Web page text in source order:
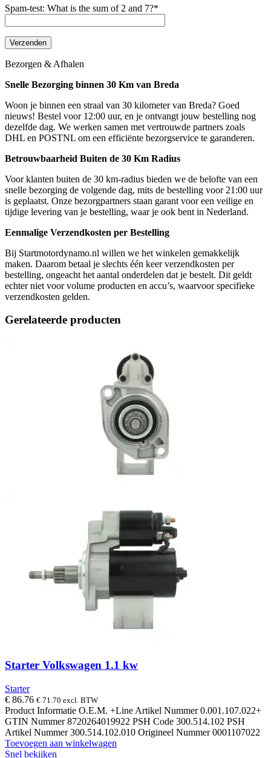
Spam-test: What is the sum of 2 and 7?*
Bezorgen & Afhalen
Snelle Bezorging binnen 30 Km van Breda
Woon je binnen een straal van 30 kilometer van Breda? Goed
nieuws! Bestel voor 12:00 uur, en je ontvangt jouw bestelling nog
dezelfde dag. We werken samen met vertrouwde partners zoals
DHL en POSTNL om een efficiënte bezorgservice te garanderen.
Betrouwbaarheid Buiten de 30 Km Radius
Voor klanten buiten de 30 km-radius bieden we de belofte van een
snelle bezorging de volgende dag, mits de bestelling voor 21:00 uur
is geplaatst. Onze bezorgpartners staan garant voor een veilige en
tijdige levering van je bestelling, waar je ook bent in Nederland.
Eenmalige Verzendkosten per Bestelling
Bij Startmotordynamo.nl willen we het winkelen gemakkelijk
maken. Daarom betaal je slechts één keer verzendkosten per
bestelling, ongeacht het aantal onderdelen dat je bestelt. Dit geldt
echter niet voor volume producten en accu’s, waarvoor specifieke
verzendkosten gelden.
Gerelateerde producten
Starter Volkswagen 1.1 kw
Starter
€ 86.76 € 71.70 excl. BTW
Product Informatie O.E.M. +Line Artikel Nummer 0.001.107.022+
GTIN Nummer 8720264019922 PSH Code 300.514.102 PSH
Artikel Nummer 300.514.102.010 Origineel Nummer 0001107022
Toevoegen aan winkelwagen
Snel bekijken